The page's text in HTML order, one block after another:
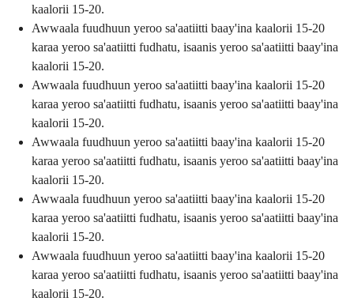
kaalorii 15-20.
Awwaala fuudhuun yeroo sa'aatiitti baay'ina kaalorii 15-20
karaa yeroo sa'aatiitti fudhatu, isaanis yeroo sa'aatiitti baay'ina
kaalorii 15-20.
Awwaala fuudhuun yeroo sa'aatiitti baay'ina kaalorii 15-20
karaa yeroo sa'aatiitti fudhatu, isaanis yeroo sa'aatiitti baay'ina
kaalorii 15-20.
Awwaala fuudhuun yeroo sa'aatiitti baay'ina kaalorii 15-20
karaa yeroo sa'aatiitti fudhatu, isaanis yeroo sa'aatiitti baay'ina
kaalorii 15-20.
Awwaala fuudhuun yeroo sa'aatiitti baay'ina kaalorii 15-20
karaa yeroo sa'aatiitti fudhatu, isaanis yeroo sa'aatiitti baay'ina
kaalorii 15-20.
Awwaala fuudhuun yeroo sa'aatiitti baay'ina kaalorii 15-20
karaa yeroo sa'aatiitti fudhatu, isaanis yeroo sa'aatiitti baay'ina
kaalorii 15-20.